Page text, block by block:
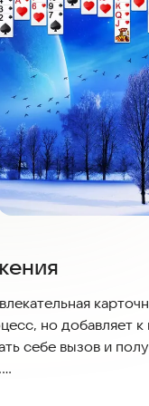
но
себе вызов и